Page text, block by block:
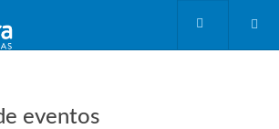
eventos